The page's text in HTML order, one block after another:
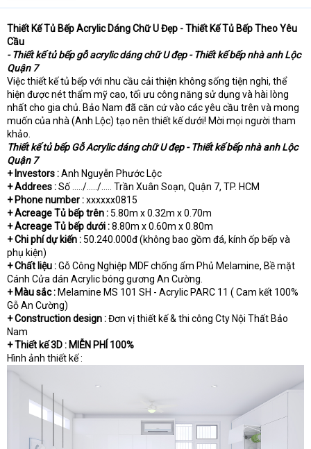
Thiết Kế Tủ Bếp Acrylic Dáng Chữ U Đẹp - Thiết Kế Tủ Bếp Theo Yêu
Cầu
- Thiết kế tủ bếp gỗ acrylic dáng chữ U đẹp - Thiết kế bếp nhà anh Lộc
Quận 7
Việc thiết kế tủ bếp với nhu cầu cải thiện không sống tiện nghi, thể
hiện được nét thẩm mỹ cao, tối ưu công năng sử dụng và hài lòng
nhất cho gia chủ. Bảo Nam đã căn cứ vào các yêu cầu trên và mong
muốn của nhà (Anh Lộc) tạo nên thiết kế dưới! Mời mọi người tham
khảo.
Thiết kế tủ bếp Gỗ Acrylic dáng chữ U đẹp - Thiết kế bếp nhà anh Lộc
Quận 7
+ Investors :Anh Nguyễn Phước Lộc
+ Addrees :Số ...../...../..... Trần Xuân Soạn, Quận 7, TP. HCM
+ Phone number :xxxxxx0815
+ Acreage Tủ bếp trên :5.80m x 0.32m x 0.70m
+ Acreage Tủ bếp dưới :8.80m x 0.60m x 0.80m
+ Chi phí dự kiến :50.240.000đ (không bao gồm đá, kính ốp bếp và
phụ kiện)
+ Chất liệu :Gỗ Công Nghiệp MDF chống ẩm Phủ Melamine, Bề mặt
Cánh Cửa dán Acrylic bóng gương An Cường.
+ Màu sắc : Melamine MS 101 SH - Acrylic PARC 11 ( Cam kết 100%
Gỗ An Cường)
+ Construction design :Đơn vị thiết kế & thi công Cty Nội Thất Bảo
Nam
+ Thiết kế 3D : MIỄN PHÍ 100%
Hình ảnh thiết kế :